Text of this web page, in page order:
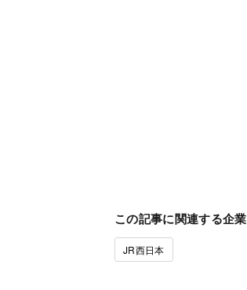
この記事に関連する企業
JR西日本